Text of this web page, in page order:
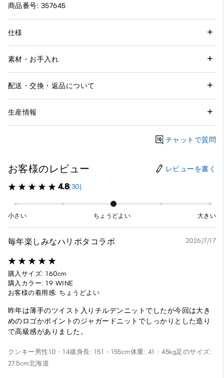
商品番号: 357645
仕様
素材・お手入れ
配送・交換・返品について
生産情報
チャットで質問
お客様のレビュー レビューを書く
4.8(30)
小さい ちょうどよい 大きい
毎年楽しみなハリポタコラボ 2026/7/17
購入サイズ: 160cm
購入カラー: 19 WINE
お客様の着用感: ちょうどよい
昨年は薄手のツイスト入りチルデンニットでしたが今回は大き
めのロゴかポイントのジャガードニットでしっかりとした造り
で高級感がありました。
クンキー 男性 10 - 14歳身長: 151 - 155cm体重: 41 - 45kg足のサイズ:
27.5cm北海道